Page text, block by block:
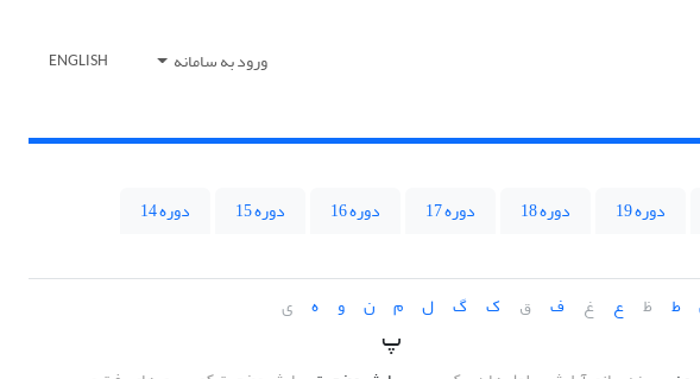
ورود به سامانه ENGLISH
دوره 19 دوره 18 دوره 17 دوره 16 دوره 15
دوره 14
ط ظ ع غ ف ق ک گ ل م ن و ه ی
پ